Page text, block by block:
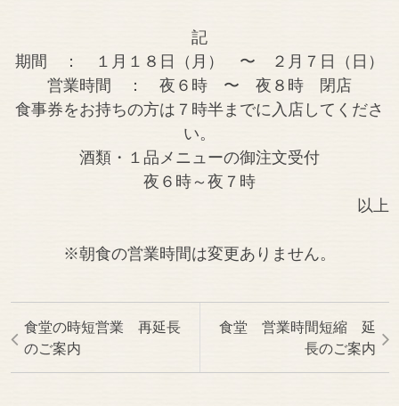
記
期間 ： １月１８日（月） 〜 ２月７日（日）
営業時間 ： 夜６時 〜 夜８時 閉店
食事券をお持ちの方は７時半までに入店してくださ
い。
酒類・１品メニューの御注文受付
夜６時～夜７時
以上
※朝食の営業時間は変更ありません。
食堂の時短営業 再延長
のご案内
食堂 営業時間短縮 延
長のご案内